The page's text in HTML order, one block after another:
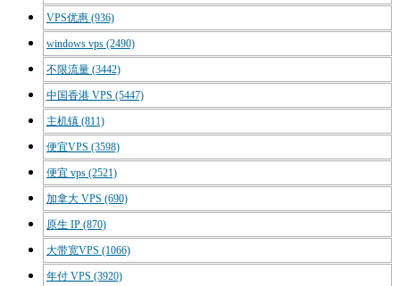
VPS优惠 (936)
windows vps (2490)
不限流量 (3442)
中国香港 VPS (5447)
主机镇 (811)
便宜VPS (3598)
便宜 vps (2521)
加拿大 VPS (690)
原生 IP (870)
大带宽VPS (1066)
年付 VPS (3920)